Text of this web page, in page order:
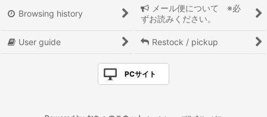
Browsing history
メール便について ※必
ずお読みください。
User guide Restock / pickup
PCサイト